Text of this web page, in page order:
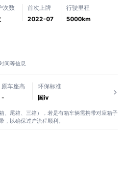
次数
首次上牌
2022-07
行驶里程
5000km
间等信息
原车座高
-
环保标准
国ⅳ
、尾箱、三箱），若是有箱车辆需携带对应箱子
以确保过户流程顺利。